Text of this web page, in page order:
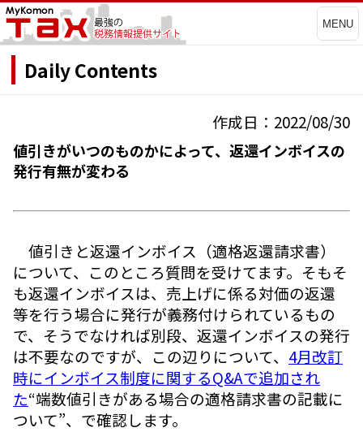
MENU
Daily Contents
作成日：2022/08/30
値引きがいつのものかによって、返還インボイスの
発行有無が変わる
値引きと返還インボイス（適格返還請求書）
について、このところ質問を受けてます。そもそ
も返還インボイスは、売上げに係る対価の返還
等を行う場合に発行が義務付けられているもの
で、そうでなければ別段、返還インボイスの発行
は不要なのですが、この辺りについて、 4月改訂
時にインボイス制度に関するQ&Aで追加され
た“端数値引きがある場合の適格請求書の記載に
ついて”、で確認します。